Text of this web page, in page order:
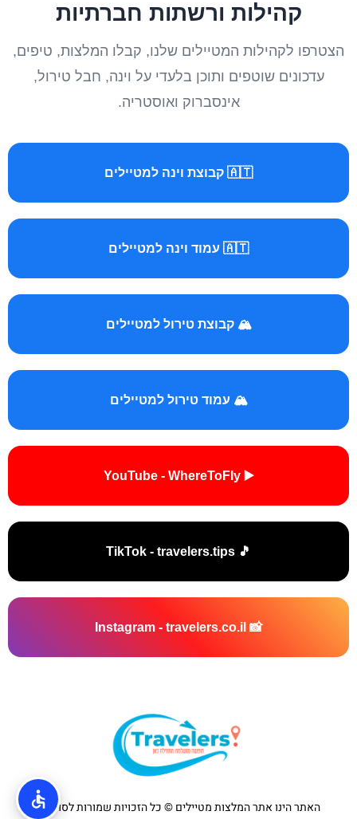
קהילות ורשתות חברתיות
הצטרפו לקהילות המטיילים שלנו, קבלו המלצות, טיפים,
עדכונים שוטפים ותוכן בלעדי על וינה, חבל טירול,
אינסברוק ואוסטריה.
🇦🇹 קבוצת וינה למטיילים
🇦🇹 עמוד וינה למטיילים
🏔️ קבוצת טירול למטיילים
🏔️ עמוד טירול למטיילים
▶️ YouTube - WhereToFly
🎵 TikTok - travelers.tips
📸 Instagram - travelers.co.il
האתר הינו אתר המלצות מטיילים © כל הזכויות שמורות לסוכנות